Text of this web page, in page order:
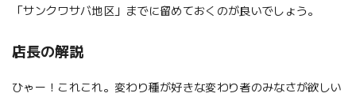
「サンクワサバ地区」までに留めておくのが良いでしょう。
店長の解説
ひゃー！これこれ。変わり種が好きな変わり者のみなさが欲しい